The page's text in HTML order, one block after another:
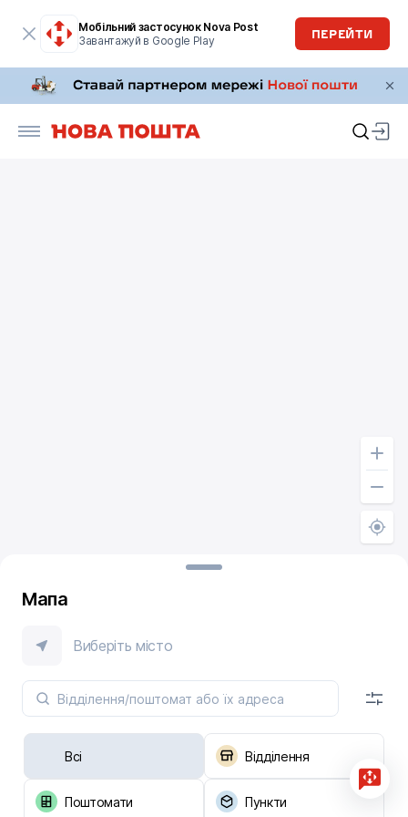
Мобільний застосунок Nova Post
Завантажуй в Google Play
ПЕРЕЙТИ
Мапа
Виберіть місто
Всі Відділення
Поштомати Пункти